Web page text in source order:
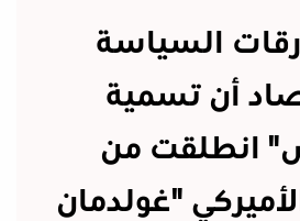
السياسة
أن تسمية
انطلقت من
"غولدمان